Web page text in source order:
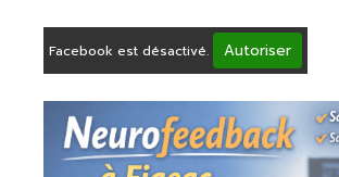
Facebook est désactivé. Autoriser